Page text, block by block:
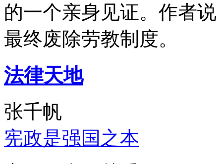
的一个亲身见证。作者
最终废除劳教制度。
法律天地
张千帆
宪政是强国之本